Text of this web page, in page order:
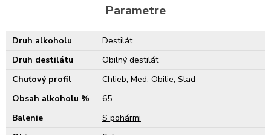
Parametre
Druh alkoholu
Destilát
Druh destilátu
Obilný destilát
Chuťový profil
Chlieb, Med, Obilie, Slad
Obsah alkoholu %
65
Balenie
S pohármi